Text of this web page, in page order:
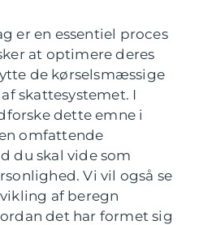
er en essentiel proces
at optimere deres
de kørselsmæssige
skattesystemet. I
dette emne i
omfattende
du skal vide som
Vi vil også se
af beregn
det har formet sig